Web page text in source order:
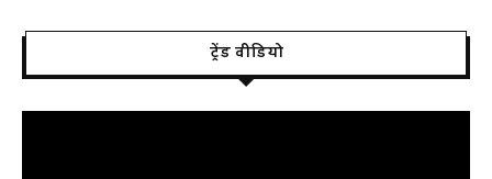
ट्रेंड वीडियो